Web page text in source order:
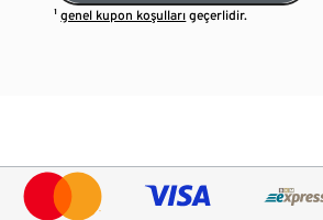
¹genel kupon koşulları geçerlidir.